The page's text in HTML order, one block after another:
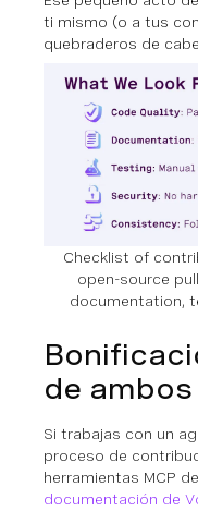
ti mismo (o a tus
quebraderos de
Checklist of
open-source
documentation,
de
Si trabajas con un
proceso de
herramientas MCP
documentación de